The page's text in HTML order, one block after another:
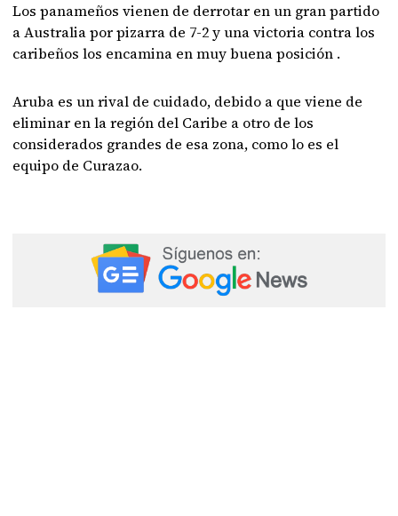
Los panameños vienen de derrotar en un gran partido
a Australia por pizarra de 7-2 y una victoria contra los
caribeños los encamina en muy buena posición .
Aruba es un rival de cuidado, debido a que viene de
eliminar en la región del Caribe a otro de los
considerados grandes de esa zona, como lo es el
equipo de Curazao.